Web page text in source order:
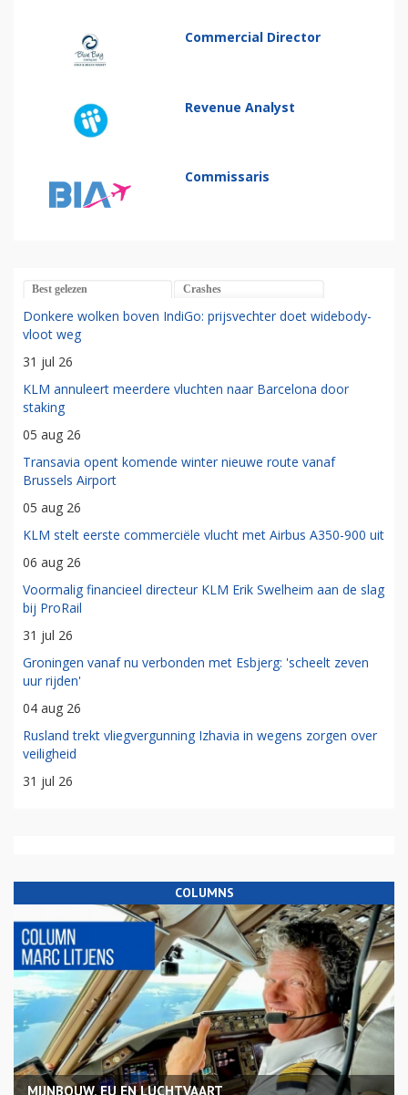
Commercial Director
Revenue Analyst
Commissaris
Best gelezen Crashes
Donkere wolken boven IndiGo: prijsvechter doet widebody-
vloot weg
31 jul 26
KLM annuleert meerdere vluchten naar Barcelona door
staking
05 aug 26
Transavia opent komende winter nieuwe route vanaf
Brussels Airport
05 aug 26
KLM stelt eerste commerciële vlucht met Airbus A350-900 uit
06 aug 26
Voormalig financieel directeur KLM Erik Swelheim aan de slag
bij ProRail
31 jul 26
Groningen vanaf nu verbonden met Esbjerg: 'scheelt zeven
uur rijden'
04 aug 26
Rusland trekt vliegvergunning Izhavia in wegens zorgen over
veiligheid
31 jul 26
COLUMNS
MIJNBOUW, EU EN LUCHTVAART